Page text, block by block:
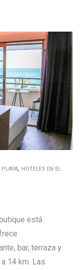
PLAYA, HOTELES EN EL
está
bar, terraza y
14 km. Las